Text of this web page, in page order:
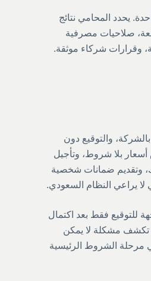
يحدد المحامي نتائج
صلاحيات مصرفية
وقرارات شركاء موثقة.
والتوقيع دون
بلا شروط، وتأجيل
وتقديم ضمانات شخصية
يراعي النظام السعودي.
للتوقيع فقط بعد اكتمال
تكشف مشكلة لا يمكن
مرحلة الشروط الرئيسية